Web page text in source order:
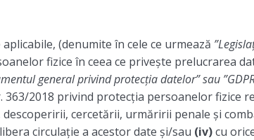
(denumite în cele ce urmează
fizice în ceea ce privește prelucrarea
general privind protecția datelor” sau
363/2018 privind protecția persoanelor fizice
cercetării, urmăririi penale și
circulație a acestor date și/sau (iv)cu